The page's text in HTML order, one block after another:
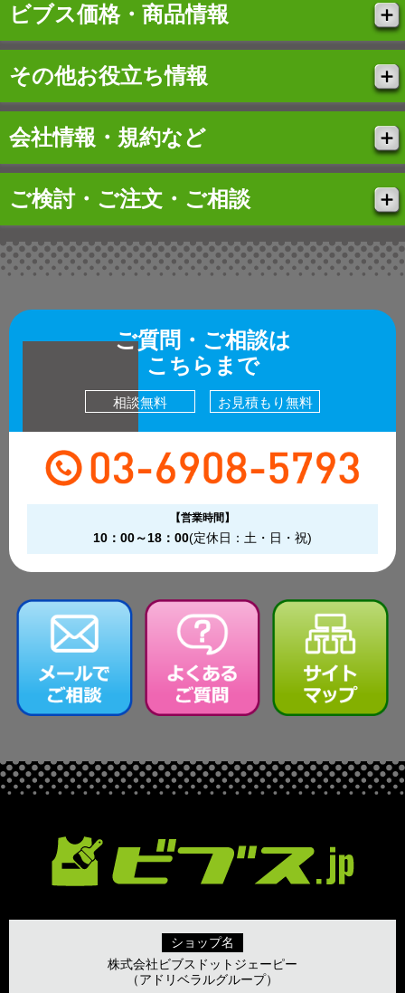
ビブス価格・商品情報
その他お役立ち情報
会社情報・規約など
ご検討・ご注文・ご相談
ご質問・ご相談は
こちらまで
相談無料 お見積もり無料
【営業時間】
10：00～18：00(定休日：土・日・祝)
ショップ名
株式会社ビブスドットジェーピー
（アドリベラルグループ）